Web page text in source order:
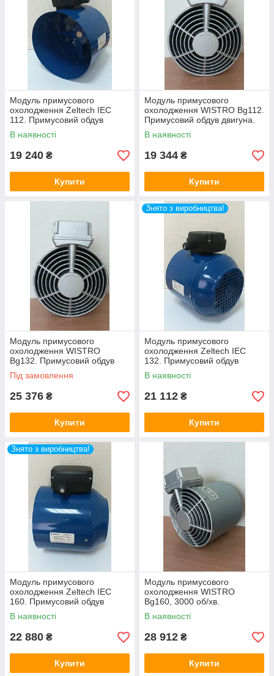
Модуль примусового
охолодження Zeltech IEC
112. Примусовий обдув
двигуна.
В наявності
19 240 ₴
Купити
Модуль примусового
охолодження WISTRO Bg112.
Примусовий обдув двигуна.
В наявності
19 344 ₴
Купити
Модуль примусового
охолодження WISTRO
Bg132. Примусовий обдув
двигуна.
Під замовлення
25 376 ₴
Купити
Знято з виробництва!
Модуль примусового
охолодження Zeltech IEC
132. Примусовий обдув
двигуна.
В наявності
21 112 ₴
Купити
Знято з виробництва!
Модуль примусового
охолодження Zeltech IEC
160. Примусовий обдув
двигуна.
В наявності
22 880 ₴
Купити
Модуль примусового
охолодження WISTRO
Bg160, 3000 об/хв.
Примусовий обдув двигуна.
В наявності
28 912 ₴
Купити